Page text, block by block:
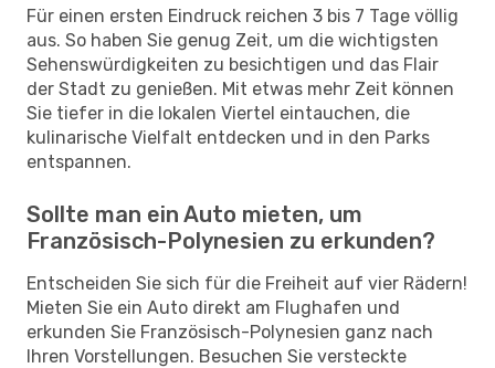
Für einen ersten Eindruck reichen 3 bis 7 Tage völlig
aus. So haben Sie genug Zeit, um die wichtigsten
Sehenswürdigkeiten zu besichtigen und das Flair
der Stadt zu genießen. Mit etwas mehr Zeit können
Sie tiefer in die lokalen Viertel eintauchen, die
kulinarische Vielfalt entdecken und in den Parks
entspannen.
Sollte man ein Auto mieten, um
Französisch-Polynesien zu erkunden?
Entscheiden Sie sich für die Freiheit auf vier Rädern!
Mieten Sie ein Auto direkt am Flughafen und
erkunden Sie Französisch-Polynesien ganz nach
Ihren Vorstellungen. Besuchen Sie versteckte